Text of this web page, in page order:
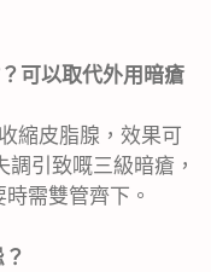
可以取代外用暗瘡
縮皮脂腺，效果可
引致嘅三級暗瘡，
需雙管齊下。